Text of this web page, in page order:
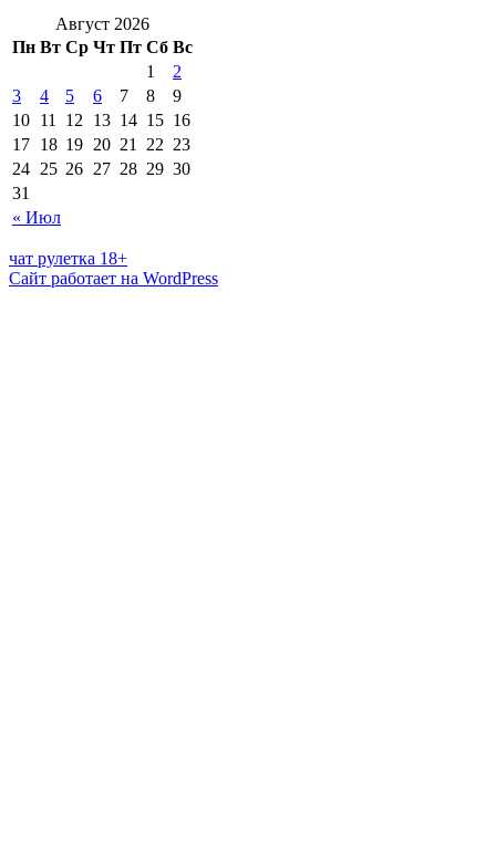
Август 2026
Пн Вт Ср Чт Пт Сб Вс
« Июл
1
2
3
4 5 6 7 8
9
10 11 12 13 14 15 16
17 18 19 20 21 22 23
24 25 26 27 28 29 30
31
чат рулетка 18+
Сайт работает на WordPress